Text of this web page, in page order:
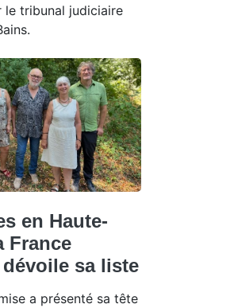
tribunal judiciaire
en Haute-
France
sa liste
a présenté sa tête